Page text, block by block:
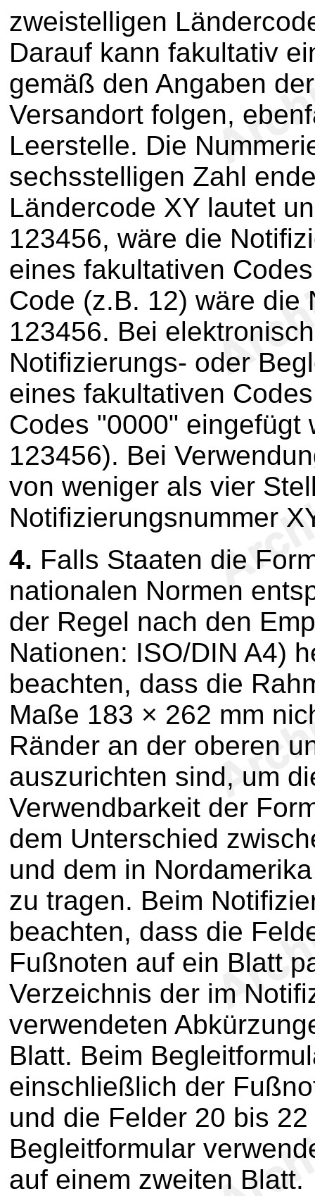
zweistelligen
Darauf kann fakultativ
gemäß den Angaben
Versandort folgen,
Leerstelle. Die
sechsstelligen Zahl
Ländercode XY lautet
123456, wäre die
eines fakultativen
Code (z.B. 12) wäre die
123456. Bei
Notifizierungs- oder
eines fakultativen
Codes "0000" eingefügt
123456). Bei
von weniger als vier
Notifizierungsnummer
4. Falls Staaten die
nationalen Normen
der Regel nach den
Nationen: ISO/DIN A4)
beachten, dass die
Maße 183 × 262 mm
Ränder an der oberen
auszurichten sind, um
Verwendbarkeit der
dem Unterschied
und dem in
zu tragen. Beim
beachten, dass die
Fußnoten auf ein Blatt
Verzeichnis der im
verwendeten
Blatt. Beim
einschließlich der
und die Felder 20 bis
Begleitformular
auf einem zweiten Blatt.